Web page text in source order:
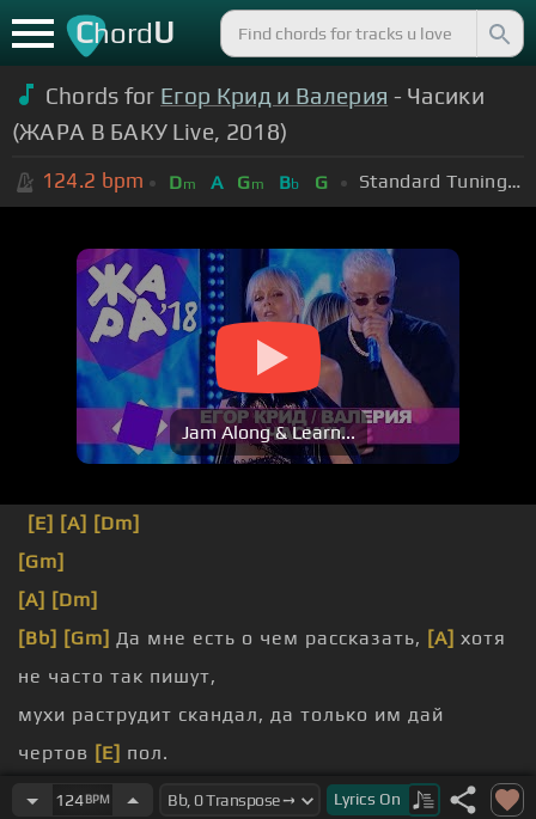
ChordU
Chords for Егор Крид и Валерия - Часики
(ЖАРА В БАКУ Live, 2018)
124.2 bpm Dm A Gm Bb G Standard Tuning (EADGBE)
Jam Along & Learn...
[E] [A] [Dm]
[Gm]
[A] [Dm]
[Bb] [Gm] Да мне есть о чем рассказать, [A] хотя
не часто так пишут,
мухи раструдит скандал, да только им дай
чертов [E] пол.
настоящий
расплату, правда сейчас
124BPM Lyrics On